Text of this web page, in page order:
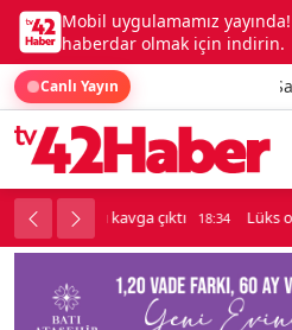
Mobil uygulamamız
haberdar olmak için indirin.
Canlı Yayın Ana
kavga çıktı 18:34 Lüks otomobille